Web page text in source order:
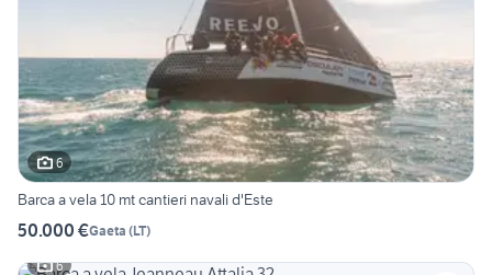
6
Barca a vela 10 mt cantieri navali d'Este
50.000 €Gaeta (LT)
6